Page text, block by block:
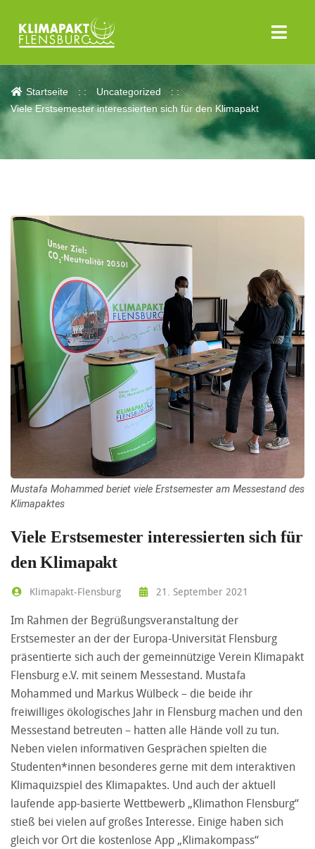
Aktuelles
Startseite
Uncategorized
Viele Erstsemester interessierten sich für den Klimapakt
Mustafa Mohammed beriet viele Erstsemester am Messestand des
Klimapaktes
Viele Erstsemester interessierten sich für
den Klimapakt
Klimapakt-Flensburg 21. September 2021
Im Rahmen der Begrüßungsveranstaltung der
Erstsemester an der der Europa-Universität Flensburg
präsentierte sich auch der gemeinnützige Verein Klimapakt
Flensburg e.V. mit seinem Messestand. Mustafa
Mohammed und Markus Wülbeck – die beide ihr
freiwilliges ökologisches Jahr in Flensburg machen und den
Messestand betreuten – hatten alle Hände voll zu tun.
Neben vielen informativen Gesprächen spielten die
Studenten*innen besonderes gerne mit dem interaktiven
Klimaquizspiel des Klimapaktes. Und auch der aktuell
laufende app-basierte Wettbewerb „Klimathon Flensburg“
stieß bei vielen auf großes Interesse. Einige haben sich
gleich vor Ort die kostenlose App „Klimakompass“